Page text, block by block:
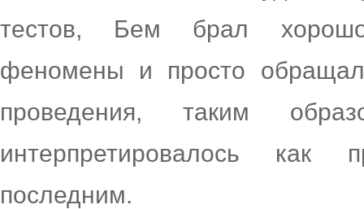
тестов, Бем брал хорошо
феномены и просто обращал
проведения, таким
интерпретировалось как
последним.